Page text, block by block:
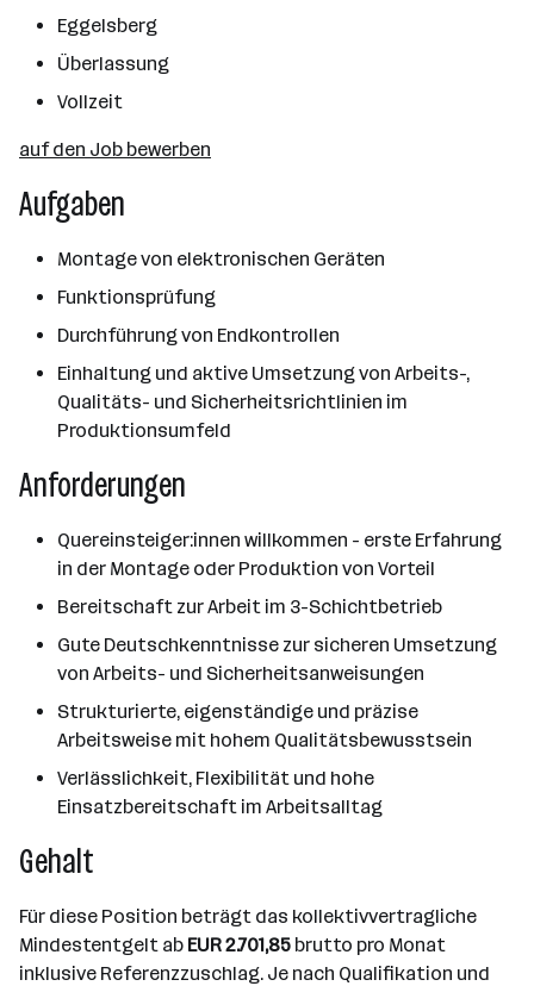
Eggelsberg
Überlassung
Vollzeit
auf den Job bewerben
Aufgaben
Montage von elektronischen Geräten
Funktionsprüfung
Durchführung von Endkontrollen
Einhaltung und aktive Umsetzung von Arbeits-,
Qualitäts- und Sicherheitsrichtlinien im
Produktionsumfeld
Anforderungen
Quereinsteiger:innen willkommen - erste Erfahrung
in der Montage oder Produktion von Vorteil
Bereitschaft zur Arbeit im 3-Schichtbetrieb
Gute Deutschkenntnisse zur sicheren Umsetzung
von Arbeits- und Sicherheitsanweisungen
Strukturierte, eigenständige und präzise
Arbeitsweise mit hohem Qualitätsbewusstsein
Verlässlichkeit, Flexibilität und hohe
Einsatzbereitschaft im Arbeitsalltag
Gehalt
Für diese Position beträgt das kollektivvertragliche
Mindestentgelt ab EUR 2.701,85 brutto pro Monat
inklusive Referenzzuschlag. Je nach Qualifikation und